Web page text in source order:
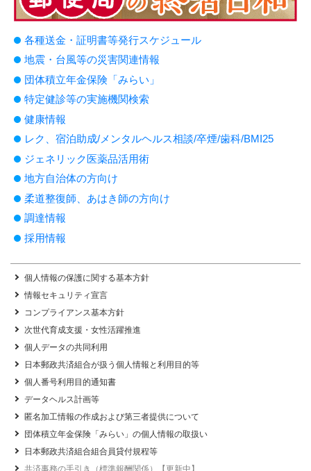
各種送金・証明書等発行スケジュール
地震・台風等の災害関連情報
団体積立年金保険「みらい」
特定健診等の実施機関検索
健康情報
レク、宿泊助成/メンタルヘルス相談/卒煙/歯科/BMI25
ジェネリック医薬品活用術
地方自治体の方向け
柔道整復師、あはき師の方向け
調達情報
採用情報
個人情報の保護に関する基本方針
情報セキュリティ宣言
コンプライアンス基本方針
次世代育成支援・女性活躍推進
個人データの共同利用
日本郵政共済組合が扱う個人情報と利用目的等
個人番号利用目的通知書
データヘルス計画等
匿名加工情報の作成および第三者提供について
団体積立年金保険「みらい」の個人情報の取扱い
日本郵政共済組合組合員貸付規程等
共済事務の手引き（標準報酬関係）【更新中】